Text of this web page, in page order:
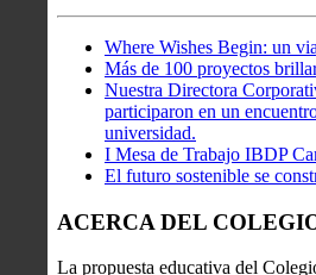
Where Wishes Begin: un
Más de 100 proyectos
Nuestra Directora
participaron en un
universidad.
I Mesa de Trabajo IBDP
El futuro sostenible se
ACERCA DEL
La propuesta educativa del